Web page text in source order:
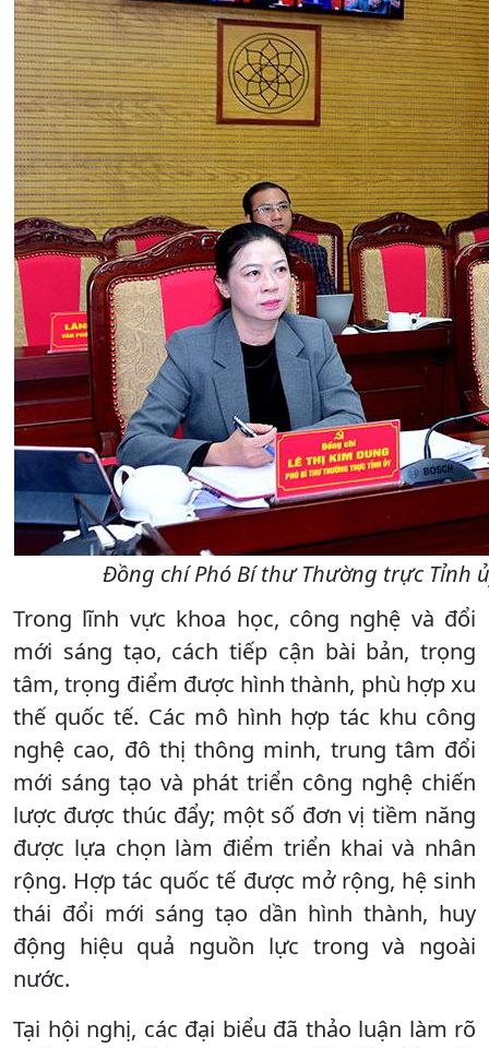
Đồng chí Phó Bí thư Thường trực Tỉnh
Trong lĩnh vực khoa học, công nghệ và đổi
mới sáng tạo, cách tiếp cận bài bản, trọng
tâm, trọng điểm được hình thành, phù hợp xu
thế quốc tế. Các mô hình hợp tác khu công
nghệ cao, đô thị thông minh, trung tâm đổi
mới sáng tạo và phát triển công nghệ chiến
lược được thúc đẩy; một số đơn vị tiềm năng
được lựa chọn làm điểm triển khai và nhân
rộng. Hợp tác quốc tế được mở rộng, hệ sinh
thái đổi mới sáng tạo dần hình thành, huy
động hiệu quả nguồn lực trong và ngoài
nước.
Tại hội nghị, các đại biểu đã thảo luận làm rõ